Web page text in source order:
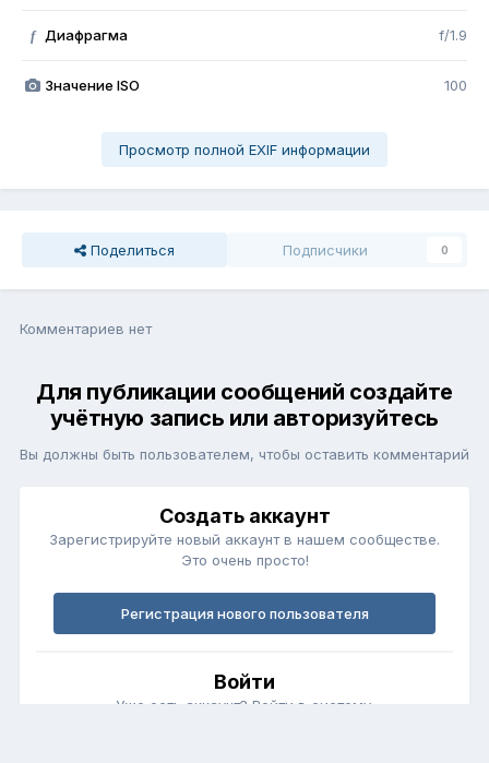
f Диафрагма f/1.9
Значение ISO 100
Просмотр полной EXIF информации
Поделиться Подписчики 0
Комментариев нет
Для публикации сообщений создайте
учётную запись или авторизуйтесь
Вы должны быть пользователем, чтобы оставить комментарий
Создать аккаунт
Зарегистрируйте новый аккаунт в нашем сообществе.
Это очень просто!
Регистрация нового пользователя
Войти
Уже есть аккаунт? Войти в систему.